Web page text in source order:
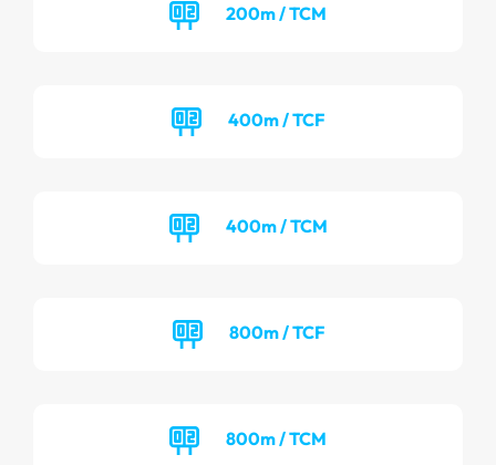
200m / TCM
400m / TCF
400m / TCM
800m / TCF
800m / TCM